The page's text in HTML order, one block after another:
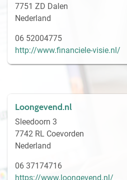
7751 ZD Dalen
Nederland
06 52004775
http://www.financiele-visie.nl/
Loongevend.nl
Sleedoorn 3
7742 RL Coevorden
Nederland
06 37174716
https://www.loongevend.nl/